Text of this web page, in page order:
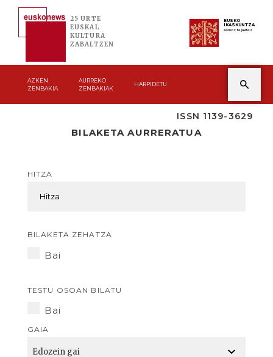
25 URTE
EUSKAL
KULTURA
ZABALTZEN
EUSKO
IKASKUNTZA
Asmoz ta jakitez
AZKEN
ZENBAKIA
AURREKO
ZENBAKIAK
HARPIDETU
ISSN 1139-3629
BILAKETA AURRERATUA
HITZA
BILAKETA ZEHATZA
Bai
TESTU OSOAN BILATU
Bai
GAIA